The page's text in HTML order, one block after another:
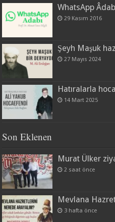
WhatsApp
29 Kasım 2016
Şeyh Maşuk
27 Mayıs 2024
Hatıralarla
14 Mart 2025
Son Eklenen
Murat Ülker
2 saat önce
Mevlana
3 hafta önce